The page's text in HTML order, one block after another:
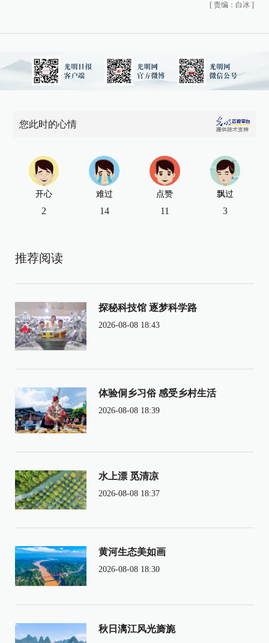
[ 责编：白冰 ]
您此时的心情
开心
2
难过
14
点赞
11
飘过
3
推荐阅读
探秘科技馆 逐梦科学路
2026-08-08 18:43
体验侗乡习俗 感受乡村生活
2026-08-08 18:39
水上漂 觅清凉
2026-08-08 18:37
黄河生态美如画
2026-08-08 18:30
秋日漓江风光旖旎